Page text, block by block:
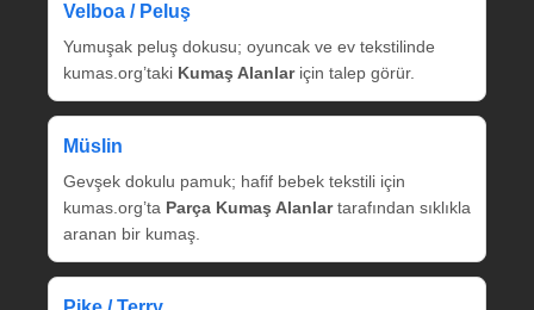
Velboa / Peluş
Yumuşak peluş dokusu; oyuncak ve ev tekstilinde
kumas.org’taki Kumaş Alanlariçin talep görür.
Müslin
Gevşek dokulu pamuk; hafif bebek tekstili için
kumas.org’ta Parça Kumaş Alanlartarafından sıklıkla
aranan bir kumaş.